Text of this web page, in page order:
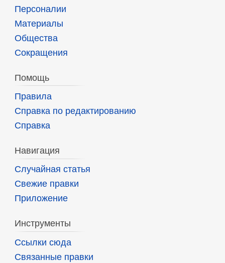
Персоналии
Материалы
Общества
Сокращения
Помощь
Правила
Справка по редактированию
Справка
Навигация
Случайная статья
Свежие правки
Приложение
Инструменты
Ссылки сюда
Связанные правки